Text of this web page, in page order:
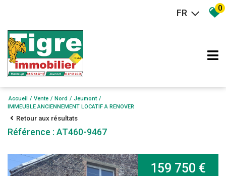
FR 0
Accueil Vente Nord
Jeumont
IMMEUBLE ANCIENNEMENT LOCATIF A RENOVER
Retour aux résultats
Référence : AT460-9467
159 750 €